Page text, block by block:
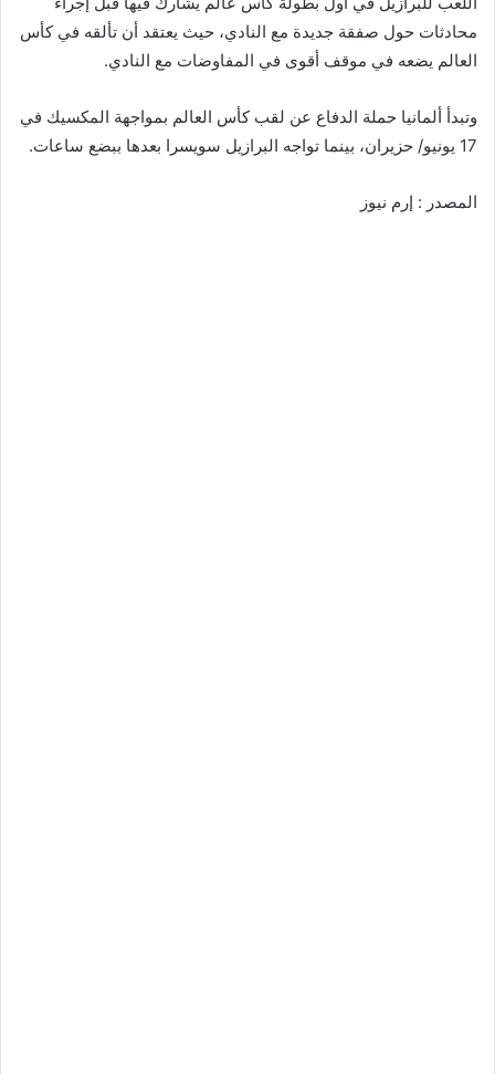
محادثات حول صفقة جديدة مع النادي، حيث يعتقد أن تألقه في كأس
العالم يضعه في موقف أقوى في المفاوضات مع النادي.
وتبدأ ألمانيا حملة الدفاع عن لقب كأس العالم بمواجهة المكسيك في
17 يونيو/ حزيران، بينما تواجه البرازيل سويسرا بعدها ببضع ساعات.
المصدر : إرم نيوز